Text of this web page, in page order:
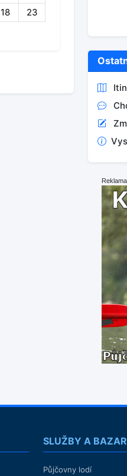
18 23
Reklama
SLUŽBY A BAZAR
Půjčovny lodí